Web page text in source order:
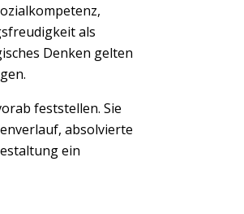
als
Denken gelten
feststellen. Sie
absolvierte
ein